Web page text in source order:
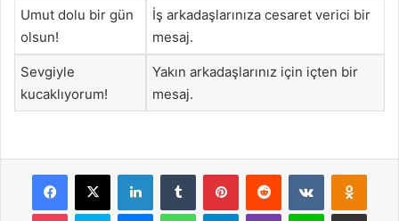
Umut dolu bir gün
olsun!
İş arkadaşlarınıza cesaret verici bir
mesaj.
Sevgiyle
kucaklıyorum!
Yakın arkadaşlarınız için içten bir
mesaj.
Facebook
X LinkedInTumblr PinterestReddit VKontakte
Pocket Skype MessengerWhatsAppTelegramViber Line E-Posta ile